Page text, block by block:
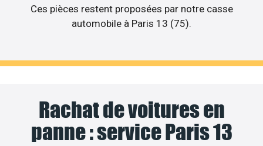
Ces pièces restent proposées par notre casse
automobile à Paris 13 (75).
Rachat de voitures en
panne : service Paris 13